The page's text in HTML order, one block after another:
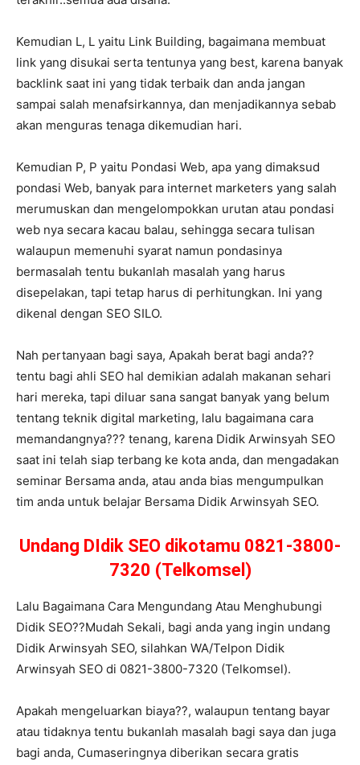
Kemudian L, L yaitu Link Building, bagaimana membuat
link yang disukai serta tentunya yang best, karena banyak
backlink saat ini yang tidak terbaik dan anda jangan
sampai salah menafsirkannya, dan menjadikannya sebab
akan menguras tenaga dikemudian hari.
Kemudian P, P yaitu Pondasi Web, apa yang dimaksud
pondasi Web, banyak para internet marketers yang salah
merumuskan dan mengelompokkan urutan atau pondasi
web nya secara kacau balau, sehingga secara tulisan
walaupun memenuhi syarat namun pondasinya
bermasalah tentu bukanlah masalah yang harus
disepelakan, tapi tetap harus di perhitungkan. Ini yang
dikenal dengan SEO SILO.
Nah pertanyaan bagi saya, Apakah berat bagi anda??
tentu bagi ahli SEO hal demikian adalah makanan sehari
hari mereka, tapi diluar sana sangat banyak yang belum
tentang teknik digital marketing, lalu bagaimana cara
memandangnya??? tenang, karena Didik Arwinsyah SEO
saat ini telah siap terbang ke kota anda, dan mengadakan
seminar Bersama anda, atau anda bias mengumpulkan
tim anda untuk belajar Bersama Didik Arwinsyah SEO.
Undang DIdik SEO dikotamu 0821-3800-
7320 (Telkomsel)
Lalu Bagaimana Cara Mengundang Atau Menghubungi
Didik SEO??Mudah Sekali, bagi anda yang ingin undang
Didik Arwinsyah SEO, silahkan WA/Telpon Didik
Arwinsyah SEO di 0821-3800-7320 (Telkomsel).
Apakah mengeluarkan biaya??, walaupun tentang bayar
atau tidaknya tentu bukanlah masalah bagi saya dan juga
bagi anda, Cumaseringnya diberikan secara gratis